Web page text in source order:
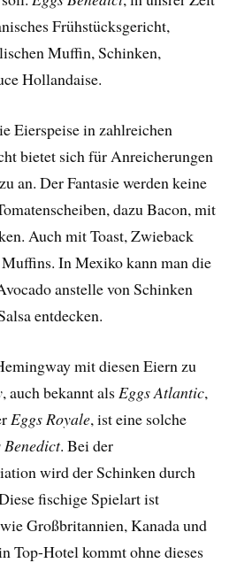
Frühstücksgericht,
Muffin, Schinken,
Hollandaise.
Eierspeise in zahlreichen
bietet sich für Anreicherungen
an. Der Fantasie werden keine
dazu Bacon, mit
Auch mit Toast, Zwieback
In Mexiko kann man die
anstelle von Schinken
entdecken.
mit diesen Eiern zu
, auch bekannt als Eggs Atlantic,
Eggs Royale, ist eine solche
Benedict. Bei der
wird der Schinken durch
fischige Spielart ist
Großbritannien, Kanada und
Top-Hotel kommt ohne dieses